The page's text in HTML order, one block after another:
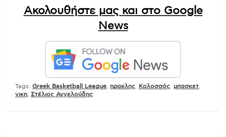
Ακολουθήστε μας και στο Google
News
Tags: Greek Basketball League ηρακλης Κολοσσός μπασκετ
νικη
Στέλιος Αγγελούδης